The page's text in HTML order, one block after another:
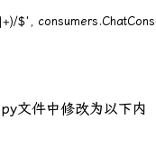
$',
文件中修改为以下内